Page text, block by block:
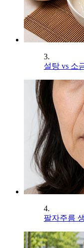
3.
설탕 vs 소
4.
팔자주름